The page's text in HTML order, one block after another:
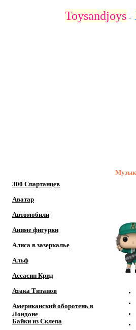
Toysandjoys -
300 Спартанцев
Аватар
Автомобили
Аниме фигурки
Алиса в зазеркалье
Альф
Ассасин Крид
Атака Титанов
Американский оборотень в
Лондоне
Байки из Склепа